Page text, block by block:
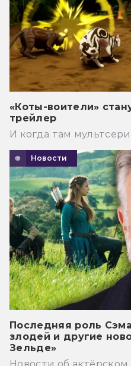
«Коты-воители»
трейлер
И когда там
Новости
Последняя роль
злодей и другие
Зельде»
Новости об актёрском